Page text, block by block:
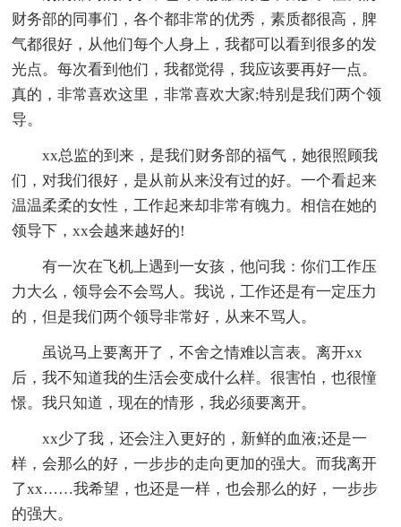
财务部的同事们，各个都非常的优秀，素质都很高，脾
气都很好，从他们每个人身上，我都可以看到很多的发
光点。每次看到他们，我都觉得，我应该要再好一点。
真的，非常喜欢这里，非常喜欢大家;特别是我们两个领
导。
xx总监的到来，是我们财务部的福气，她很照顾我
们，对我们很好，是从前从来没有过的好。一个看起来
温温柔柔的女性，工作起来却非常有魄力。相信在她的
领导下，xx会越来越好的!
有一次在飞机上遇到一女孩，他问我：你们工作压
力大么，领导会不会骂人。我说，工作还是有一定压力
的，但是我们两个领导非常好，从来不骂人。
虽说马上要离开了，不舍之情难以言表。离开xx
后，我不知道我的生活会变成什么样。很害怕，也很憧
憬。我只知道，现在的情形，我必须要离开。
xx少了我，还会注入更好的，新鲜的血液;还是一
样，会那么的好，一步步的走向更加的强大。而我离开
了xx……我希望，也还是一样，也会那么的好，一步步
的强大。